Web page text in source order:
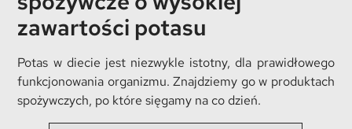
zawartości potasu
Potas w diecie jest niezwykle istotny, dla prawidłowego
funkcjonowania organizmu. Znajdziemy go w produktach
spożywczych, po które sięgamy na co dzień.